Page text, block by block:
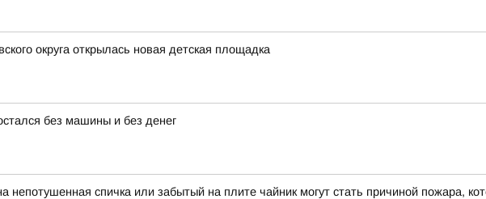
округа открылась новая детская площадка
без машины и без денег
непотушенная спичка или забытый на плите чайник могут стать причиной пожара,